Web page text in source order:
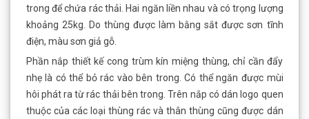
trong để chứa rác thải. Hai ngăn liền nhau và có trọng lượng
khoảng 25kg. Do thùng được làm bằng sắt được sơn tĩnh
điện, màu sơn giả gỗ.
Phần nắp thiết kế cong trùm kín miệng thùng, chỉ cần đẩy
nhẹ là có thể bỏ rác vào bên trong. Có thể ngăn được mùi
hôi phát ra từ rác thải bên trong. Trên nắp có dán logo quen
thuộc của các loại thùng rác và thân thùng cũng được dán